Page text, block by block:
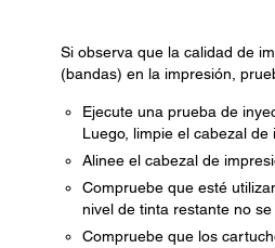
Si observa que la calidad de
(bandas) en la impresión,
Ejecute una prueba de
Luego, limpie el cabezal de
Alinee el cabezal de
Compruebe que esté
nivel de tinta restante no
Compruebe que los